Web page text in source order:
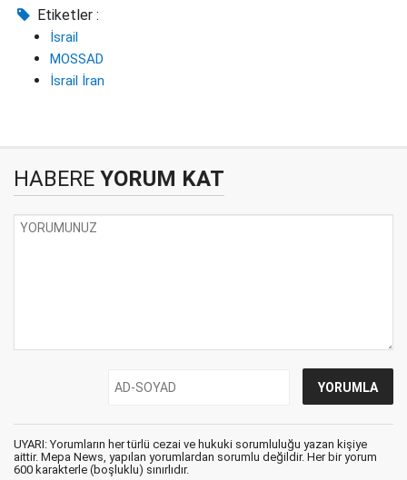
Etiketler :
İsrail
MOSSAD
İsrail İran
HABERE YORUM KAT
UYARI: Yorumların her türlü cezai ve hukuki sorumluluğu yazan kişiye
aittir. Mepa News, yapılan yorumlardan sorumlu değildir. Her bir yorum
600 karakterle (boşluklu) sınırlıdır.